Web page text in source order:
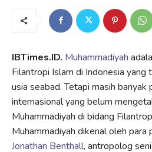
IBTimes.ID. Muhammadiyah
Filantropi Islam di Indonesia
usia seabad. Tetapi masih
internasional yang belum
Muhammadiyah di bidang
Muhammadiyah dikenal oleh para
Jonathan Benthall, antropolog